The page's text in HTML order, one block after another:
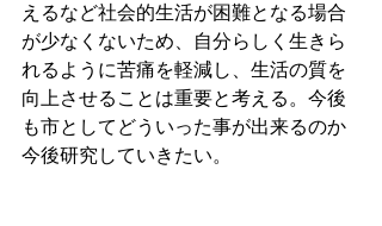
えるなど社会的生活が困難となる場合
が少なくないため、自分らしく生きら
れるように苦痛を軽減し、生活の質を
向上させることは重要と考える。今後
も市としてどういった事が出来るのか
今後研究していきたい。